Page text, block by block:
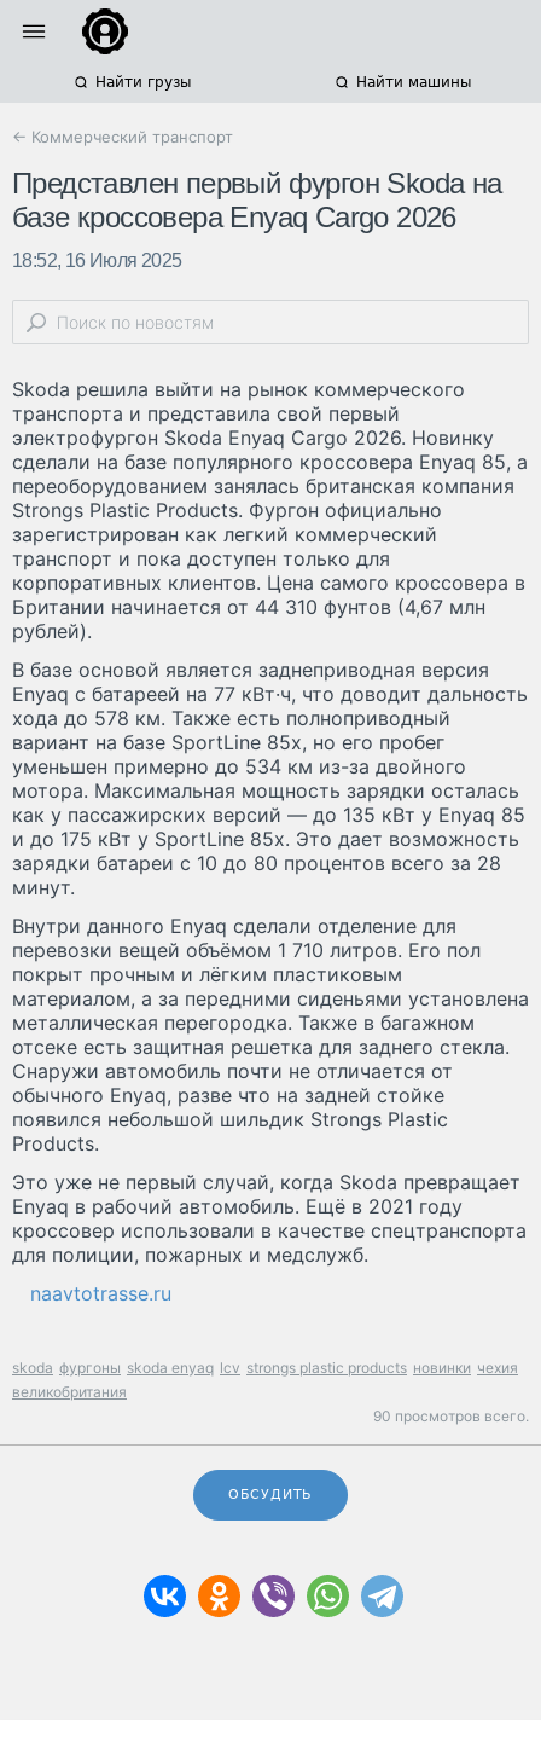
Найти грузы Найти машины
← Коммерческий транспорт
Представлен первый фургон Skoda на
базе кроссовера Enyaq Cargo 2026
18:52, 16 Июля 2025
Skoda решила выйти на рынок коммерческого
транспорта и представила свой первый
электрофургон Skoda Enyaq Cargo 2026. Новинку
сделали на базе популярного кроссовера Enyaq 85, а
переоборудованием занялась британская компания
Strongs Plastic Products. Фургон официально
зарегистрирован как легкий коммерческий
транспорт и пока доступен только для
корпоративных клиентов. Цена самого кроссовера в
Британии начинается от 44 310 фунтов (4,67 млн
рублей).
В базе основой является заднеприводная версия
Enyaq с батареей на 77 кВт·ч, что доводит дальность
хода до 578 км. Также есть полноприводный
вариант на базе SportLine 85x, но его пробег
уменьшен примерно до 534 км из-за двойного
мотора. Максимальная мощность зарядки осталась
как у пассажирских версий — до 135 кВт у Enyaq 85
и до 175 кВт у SportLine 85x. Это дает возможность
зарядки батареи с 10 до 80 процентов всего за 28
минут.
Внутри данного Enyaq сделали отделение для
перевозки вещей объёмом 1 710 литров. Его пол
покрыт прочным и лёгким пластиковым
материалом, а за передними сиденьями установлена
металлическая перегородка. Также в багажном
отсеке есть защитная решетка для заднего стекла.
Снаружи автомобиль почти не отличается от
обычного Enyaq, разве что на задней стойке
появился небольшой шильдик Strongs Plastic
Products.
Это уже не первый случай, когда Skoda превращает
Enyaq в рабочий автомобиль. Ещё в 2021 году
кроссовер использовали в качестве спецтранспорта
для полиции, пожарных и медслужб.
naavtotrasse.ru
skoda фургоны skoda enyaq lcv strongs plastic products новинки чехия
великобритания
90 просмотров всего.
ОБСУДИТЬ